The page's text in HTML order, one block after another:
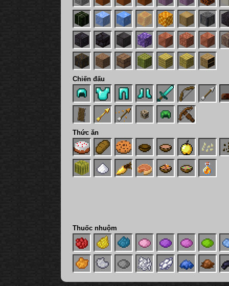
Chiến đấu
Thức ăn
Thuốc nhuộm